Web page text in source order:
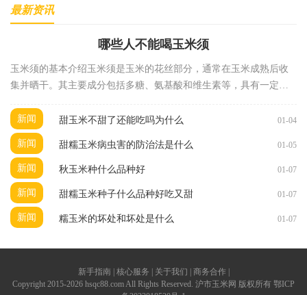
最新资讯
哪些人不能喝玉米须
玉米须的基本介绍玉米须是玉米的花丝部分，通常在玉米成熟后收
集并晒干。其主要成分包括多糖、氨基酸和维生素等，具有一定的
新闻
甜玉米不甜了还能吃吗为什么 01-04
新闻 甜糯玉米病虫害的防治法是什么 01-05
新闻 秋玉米种什么品种好 01-07
新闻 甜糯玉米种子什么品种好吃又甜 01-07
新闻 糯玉米的坏处和坏处是什么 01-07
新手指南 | 核心服务 | 关于我们 | 商务合作 |
Copyright 2015-2026 hsqc88.com All Rights Reserved. 沪市玉米网 版权所有 鄂ICP